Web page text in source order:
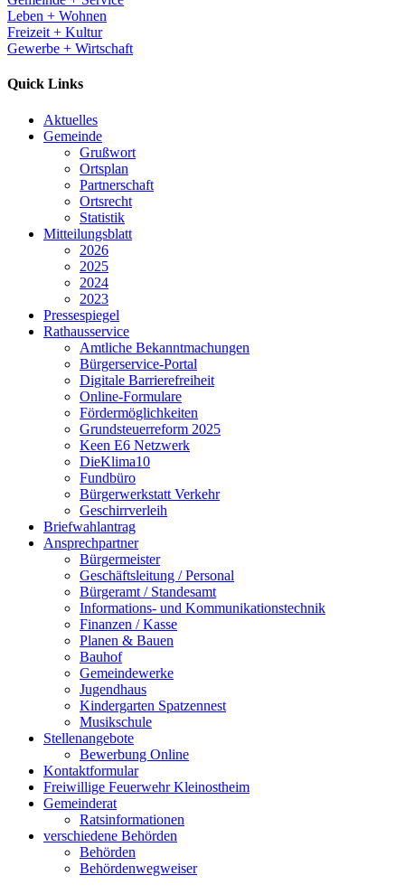
Leben + Wohnen
Freizeit + Kultur
Gewerbe + Wirtschaft
Quick Links
Aktuelles
Gemeinde
Grußwort
Ortsplan
Partnerschaft
Ortsrecht
Statistik
Mitteilungsblatt
2026
2025
2024
2023
Pressespiegel
Rathausservice
Amtliche Bekanntmachungen
Bürgerservice-Portal
Digitale Barrierefreiheit
Online-Formulare
Fördermöglichkeiten
Grundsteuerreform 2025
Keen E6 Netzwerk
DieKlima10
Fundbüro
Bürgerwerkstatt Verkehr
Geschirrverleih
Briefwahlantrag
Ansprechpartner
Bürgermeister
Geschäftsleitung / Personal
Bürgeramt / Standesamt
Informations- und Kommunikationstechnik
Finanzen / Kasse
Planen & Bauen
Bauhof
Gemeindewerke
Jugendhaus
Kindergarten Spatzennest
Musikschule
Stellenangebote
Bewerbung Online
Kontaktformular
Freiwillige Feuerwehr Kleinostheim
Gemeinderat
Ratsinformationen
verschiedene Behörden
Behörden
Behördenwegweiser